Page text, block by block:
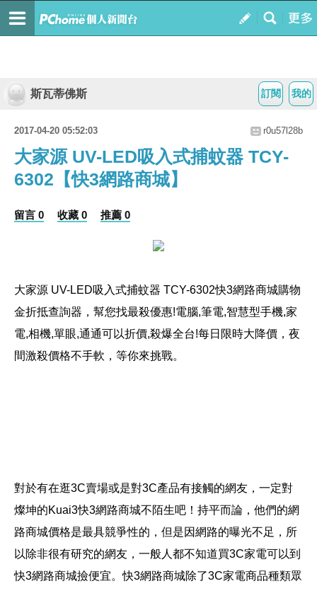
我的
訂閱
斯瓦蒂佛斯
2017-04-20 05:52:03 r0u57l28b
大家源 UV-LED吸入式捕蚊器 TCY-
6302【快3網路商城】
留言 0 收藏 0 推薦 0
大家源 UV-LED吸入式捕蚊器 TCY-6302快3網路商城購物
金折抵查詢器，幫您找最殺優惠!電腦,筆電,智慧型手機,家
電,相機,單眼,通通可以折價,殺爆全台!每日限時大降價，夜
間激殺價格不手軟，等你來挑戰。
對於有在逛3C賣場或是對3C產品有接觸的網友，一定對
燦坤的Kuai3快3網路商城不陌生吧！持平而論，他們的網
路商城價格是最具競爭性的，但是因網路的曝光不足，所
以除非很有研究的網友，一般人都不知道買3C家電可以到
快3網路商城撿便宜。快3網路商城除了3C家電商品種類眾